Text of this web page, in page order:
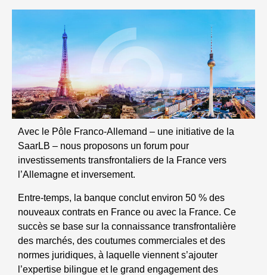
Avec le Pôle Franco-Allemand – une initiative de la
SaarLB – nous proposons un forum pour
investissements transfrontaliers de la France vers
l’Allemagne et inversement.
Entre-temps, la banque conclut environ 50 % des
nouveaux contrats en France ou avec la France. Ce
succès se base sur la connaissance transfrontalière
des marchés, des coutumes commerciales et des
normes juridiques, à laquelle viennent s’ajouter
l’expertise bilingue et le grand engagement des